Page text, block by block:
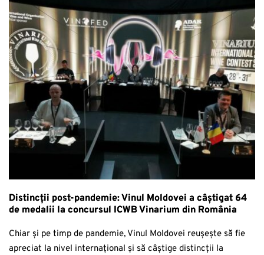
Distincții post-pandemie: Vinul Moldovei a câștigat 64
de medalii la concursul ICWB Vinarium din România
Chiar și pe timp de pandemie, Vinul Moldovei reușește să fie
apreciat la nivel internațional și să câștige distincții la